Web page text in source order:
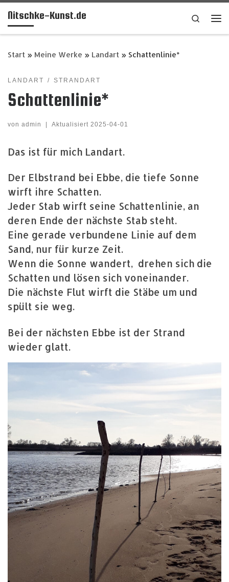
Zum Inhalt springen
Nitschke-Kunst.de
Search
Start » Meine Werke » Landart » Schattenlinie*
LANDART STRANDART
Schattenlinie*
von admin | Aktualisiert 2025-04-01
Das ist für mich Landart.
Der Elbstrand bei Ebbe, die tiefe Sonne
wirft ihre Schatten.
Jeder Stab wirft seine Schattenlinie, an
deren Ende der nächste Stab steht.
Eine gerade verbundene Linie auf dem
Sand, nur für kurze Zeit.
Wenn die Sonne wandert, drehen sich die
Schatten und lösen sich voneinander.
Die nächste Flut wirft die Stäbe um und
spült sie weg.
Bei der nächsten Ebbe ist der Strand
wieder glatt.